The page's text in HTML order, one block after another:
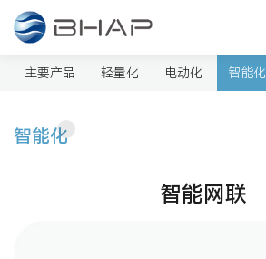
技术与产品
为客户提供核心零部件系统化创新解决方案
主要产品 轻量化 电动化 智能化
智能化
智能网联